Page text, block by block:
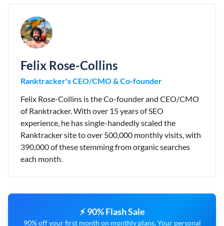
Felix Rose-Collins
Ranktracker's CEO/CMO & Co-founder
Felix Rose-Collins is the Co-founder and CEO/CMO
of Ranktracker. With over 15 years of SEO
experience, he has single-handedly scaled the
Ranktracker site to over 500,000 monthly visits, with
390,000 of these stemming from organic searches
each month.
⚡ 90% Flash Sale
90% off your first month on monthly plans. Your personal